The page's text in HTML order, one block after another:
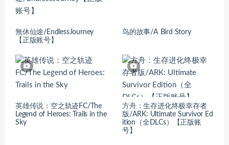
無休仙途/EndlessJourney
【正版账号】
鸟的故事/A Bird Story
英雄传说：空之轨迹FC/The
Legend of Heroes: Trails in the
Sky
方舟：生存进化终极幸存者
版/ARK: Ultimate Survivor Ed
ition（全DLCs）【正版账
号】